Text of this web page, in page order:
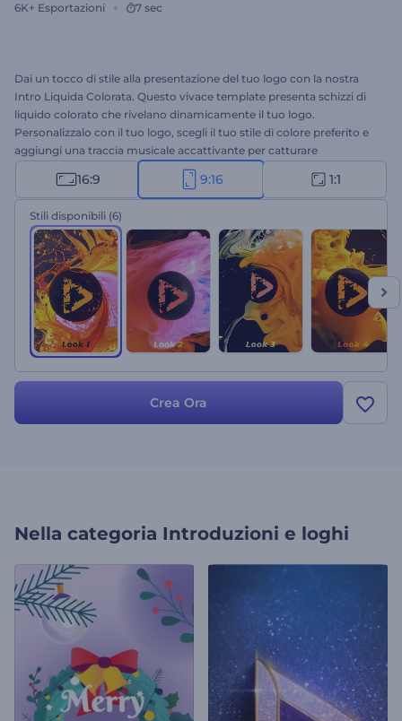
6K+ Esportazioni 7 sec
Dai un tocco di stile alla presentazione del tuo logo con la nostra
Intro Liquida Colorata. Questo vivace template presenta schizzi di
liquido colorato che rivelano dinamicamente il tuo logo.
Personalizzalo con il tuo logo, scegli il tuo stile di colore preferito e
aggiungi una traccia musicale accattivante per catturare
l'attenzione degli spettatori fin dall'inizio. Perfetto per promozioni
di prodotti o servizi, intro o outro di canali, aperture di
presentazioni, spot televisivi e molto altro. Provalo subito!
16:9 9:16 1:1
Stili disponibili (6)
Crea Ora
Nella categoria Introduzioni e loghi